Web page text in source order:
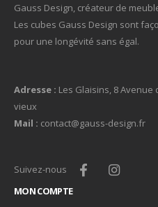
Gauss Design, créateur de
Les cubes Gauss Design sont
pour une longévité sans égal.
Adresse : Les Glaisins, 8 Avenue
vieux
Mail : contact@gauss-design.fr
Suivez-nous
MON COMPTE